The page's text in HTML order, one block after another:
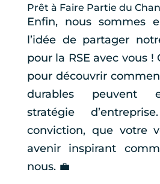
Prêt à Faire Partie du
Enfin, nous sommes
l’idée de partager
pour la RSE avec vous !
pour découvrir
durables peuvent
stratégie
conviction, que votre
avenir inspirant
nous. 💼